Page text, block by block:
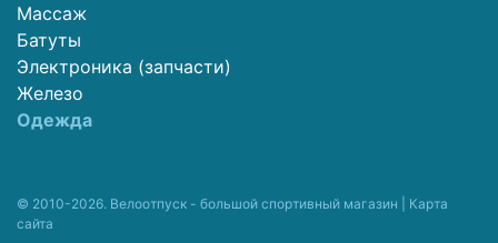
Массаж
Батуты
Электроника (запчасти)
Железо
Одежда
© 2010-2026. Велоотпуск - большой спортивный магазин | Карта
сайта